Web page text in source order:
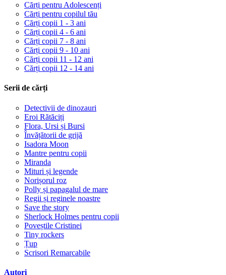
Cărți pentru Adolescenți
Cărți pentru copilul tău
Cărți copii 1 - 3 ani
Cărți copii 4 - 6 ani
Cărți copii 7 - 8 ani
Cărți copii 9 - 10 ani
Cărți copii 11 - 12 ani
Cărți copii 12 - 14 ani
Serii de cărți
Detectivii de dinozauri
Eroi Rătăciți
Flora, Ursi și Bursi
Învățătorii de grijă
Isadora Moon
Mantre pentru copii
Miranda
Mituri și legende
Norișorul roz
Polly și papagalul de mare
Regii și reginele noastre
Save the story
Sherlock Holmes pentru copii
Poveștile Cristinei
Tiny rockers
Țup
Scrisori Remarcabile
Autori